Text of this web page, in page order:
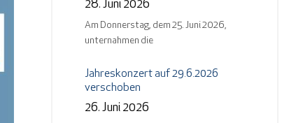
28. Juni 2026
Am Donnerstag, dem 25. Juni 2026,
unternahmen die
Jahreskonzert auf 29.6.2026
verschoben
26. Juni 2026